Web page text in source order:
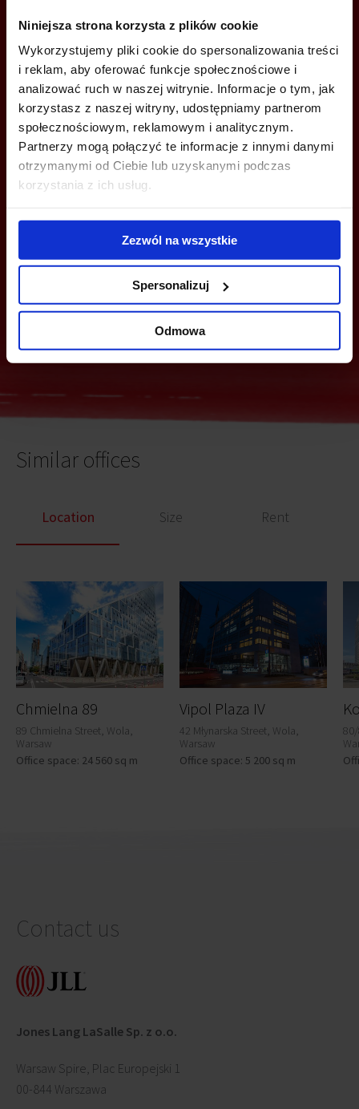
Niniejsza strona korzysta z plików cookie
Wykorzystujemy pliki cookie do spersonalizowania treści
i reklam, aby oferować funkcje społecznościowe i
analizować ruch w naszej witrynie. Informacje o tym, jak
korzystasz z naszej witryny, udostępniamy partnerom
społecznościowym, reklamowym i analitycznym.
Partnerzy mogą połączyć te informacje z innymi danymi
otrzymanymi od Ciebie lub uzyskanymi podczas
korzystania z ich usług.
Zezwól na wszystkie
Spersonalizuj
Odmowa
+48 22 167 04 00
info@officefinder.pl
YOU CAN LEAVE YOUR PHONE NUMBER AND WE WILL CONTACT
YOU
Send
Similar offices
Location Size Rent
Chmielna 89
89 Chmielna Street, Wola,
Warsaw
Office space: 24 560 sq m
Vipol Plaza IV
42 Młynarska Street, Wola,
Warsaw
Office space: 5 200 sq m
Contact us
Jones Lang LaSalle Sp. z o.o.
Warsaw Spire, Plac Europejski 1
00-844 Warszawa